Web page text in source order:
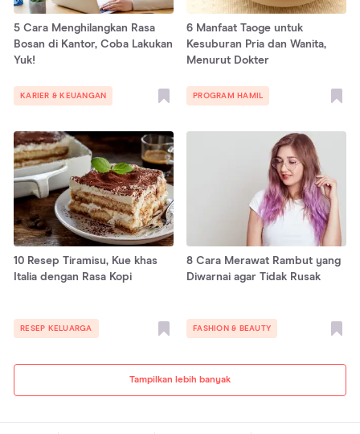
Tampilkan lebih banyak
5 Cara Menghilangkan Rasa
Bosan di Kantor, Coba Lakukan
Yuk!
KARIER & KEUANGAN
6 Manfaat Taoge untuk
Kesuburan Pria dan Wanita,
Menurut Dokter
PROGRAM HAMIL
10 Resep Tiramisu, Kue khas
Italia dengan Rasa Kopi
RESEP KELUARGA
8 Cara Merawat Rambut yang
Diwarnai agar Tidak Rusak
FASHION & BEAUTY